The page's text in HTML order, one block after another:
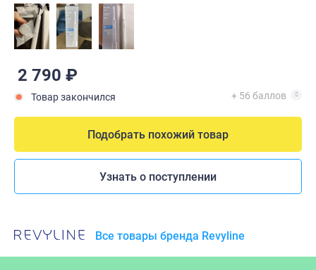
2 790 ₽
Товар закончился + 56 баллов
Подобрать похожий товар
Узнать о поступлении
Все товары бренда Revyline